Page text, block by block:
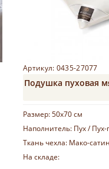
Артикул: 0435-27077
Подушка пуховая
Размер:50х70 см
Наполнитель: Пух / Пух-
Ткань чехла: Мако-сатин
На складе: